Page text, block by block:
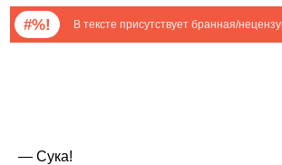
#%! В тексте присутствует бранная/
— Сука!